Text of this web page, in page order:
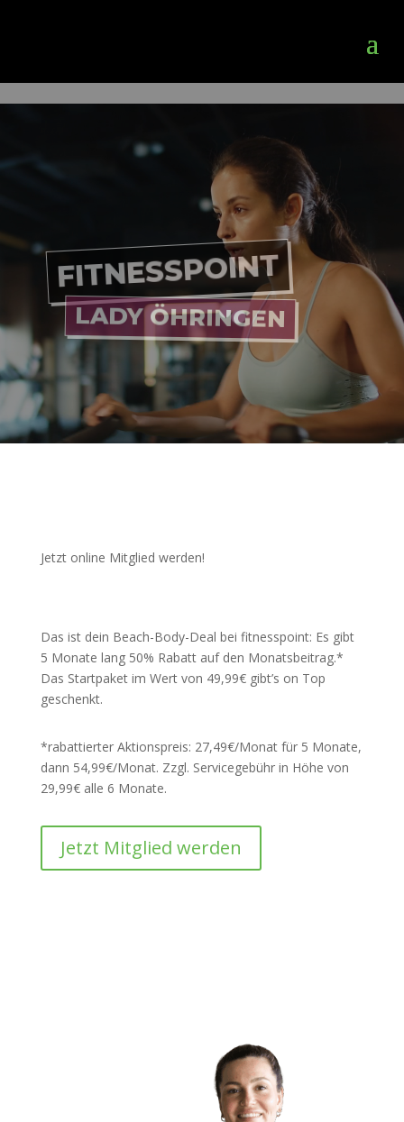
FITNESSPOINT
LADY ÖHRINGEN
Jetzt online Mitglied werden!
Das ist dein Beach-Body-Deal bei fitnesspoint: Es gibt
5 Monate lang 50% Rabatt auf den Monatsbeitrag.*
Das Startpaket im Wert von 49,99€ gibt’s on Top
geschenkt.
*rabattierter Aktionspreis: 27,49€/Monat für 5 Monate,
dann 54,99€/Monat. Zzgl. Servicegebühr in Höhe von
29,99€ alle 6 Monate.
Jetzt Mitglied werden